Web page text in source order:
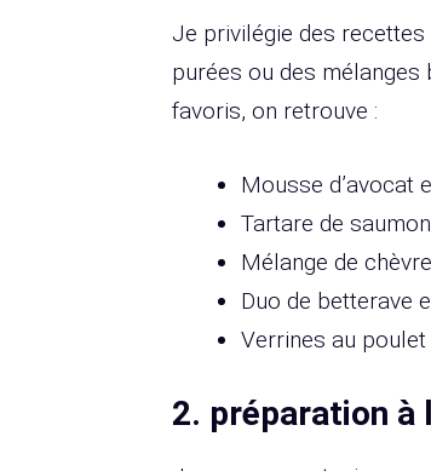
Je privilégie des
purées ou des
favoris, on retrouve :
Mousse d’avocat
Tartare de saumon
Mélange de
Duo de betterave
Verrines au
2. préparation à